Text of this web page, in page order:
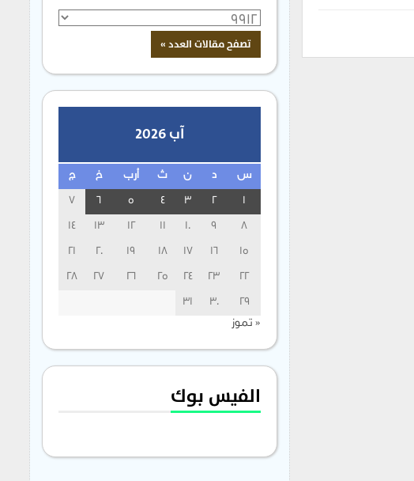
آب 2026
س د ن ث أرب خ ج
1
2
3
4
5
6
7
8
9
10
11
12
13
14
15
16
17
18
19
20
21
22
23
24
25
26
27
28
29
30
31
« تموز
الفيس بوك